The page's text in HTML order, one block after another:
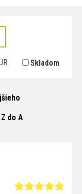
Skladom
Z do A